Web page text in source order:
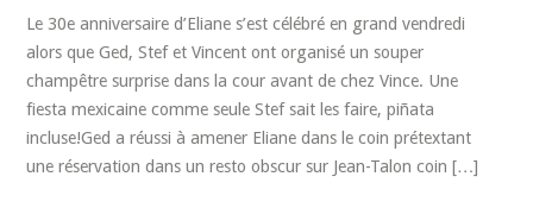
Le 30e anniversaire d’Eliane s’est célébré en grand vendredi
alors que Ged, Stef et Vincent ont organisé un souper
champêtre surprise dans la cour avant de chez Vince. Une
fiesta mexicaine comme seule Stef sait les faire, piñata
incluse!Ged a réussi à amener Eliane dans le coin prétextant
une réservation dans un resto obscur sur Jean-Talon coin […]